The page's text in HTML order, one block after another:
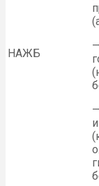
НАЖБ
—